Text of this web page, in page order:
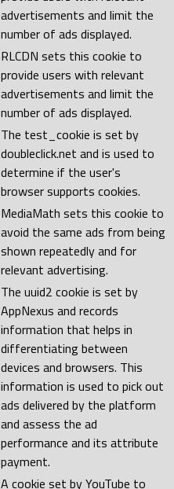
advertisements and limit the
number of ads displayed.
RLCDN sets this cookie to
provide users with relevant
advertisements and limit the
number of ads displayed.
The test_cookie is set by
doubleclick.net and is used to
determine if the user's
browser supports cookies.
MediaMath sets this cookie to
avoid the same ads from being
shown repeatedly and for
relevant advertising.
The uuid2 cookie is set by
AppNexus and records
information that helps in
differentiating between
devices and browsers. This
information is used to pick out
ads delivered by the platform
and assess the ad
performance and its attribute
payment.
A cookie set by YouTube to